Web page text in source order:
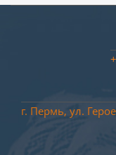
г. Пермь, ул.